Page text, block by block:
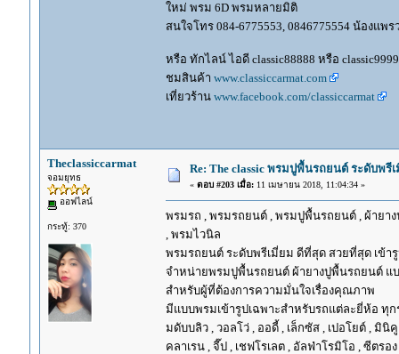
ใหม่ พรม 6D พรมหลายมิติ
สนใจโทร 084-6775553, 0846775554 น้องแพ
หรือ ทักไลน์ ไอดี classic88888 หรือ
ชมสินค้า www.classiccarmat.com
เที่ยวร้าน www.facebook.com/classiccarmat
Theclassiccarmat
จอมยุทธ
ออฟไลน์
กระทู้: 370
Re: The classic พรมปูพื้นรถยนต์ ระดับพรี
« ตอบ #203 เมื่อ:11 เมษายน 2018, 11:04:34 »
พรมรถ , พรมรถยนต์ , พรมปูพื้นรถยนต์ , ผ้ายา
, พรมไวนิล
พรมรถยนต์ ระดับพรีเมี่ยม ดีที่สุด สวยที่สุด เข้ารู
จำหน่ายพรมปูพื้นรถยนต์ ผ้ายางปูพื้นรถยนต์ แบบ
สำหรับผู้ที่ต้องการความมั่นใจเรื่องคุณภาพ
มีแบบพรมเข้ารูปเฉพาะสำหรับรถแต่ละยี่ห้อ ทุก
มดับบลิว , วอลโว่ , ออดี้ , เล็กซัส , เปอโยต์ , มินิ
คลาเรน , จี๊ป , เชฟโรเลต , อัลฟ่าโรมิโอ , ซีตร